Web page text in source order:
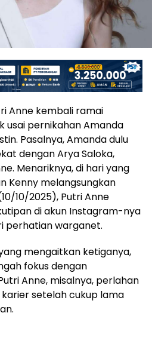
Anne kembali ramai
usai pernikahan Amanda
Pasalnya, Amanda dulu
dengan Arya Saloka,
Menariknya, di hari yang
Kenny melangsungkan
10/2025), Putri Anne
di akun Instagram-nya
perhatian warganet.
mengaitkan ketiganya,
fokus dengan
Anne, misalnya, perlahan
setelah cukup lama